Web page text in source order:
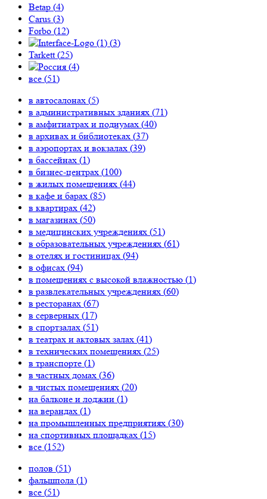
Betap (4)
Carus (3)
Forbo (12)
(3)
Tarkett (25)
(4)
все (51)
в автосалонах (5)
в административных зданиях (71)
в амфитиатрах и подиумах (40)
в архивах и библиотеках (37)
в аэропортах и вокзалах (39)
в бассейнах (1)
в бизнес-центрах (100)
в жилых помещениях (44)
в кафе и барах (85)
в квартирах (42)
в магазинах (50)
в медицинских учреждениях (51)
в образовательных учреждениях (61)
в отелях и гостиницах (94)
в офисах (94)
в помещениях с высокой влажностью (1)
в развлекательных учреждениях (60)
в ресторанах (67)
в серверных (17)
в спортзалах (51)
в театрах и актовых залах (41)
в технических помещениях (25)
в транспорте (1)
в частных домах (36)
в чистых помещениях (20)
на балконе и лоджии (1)
на верандах (1)
на промышленных предприятиях (30)
на спортивных площадках (15)
все (152)
полов (51)
фальшпола (1)
все (51)